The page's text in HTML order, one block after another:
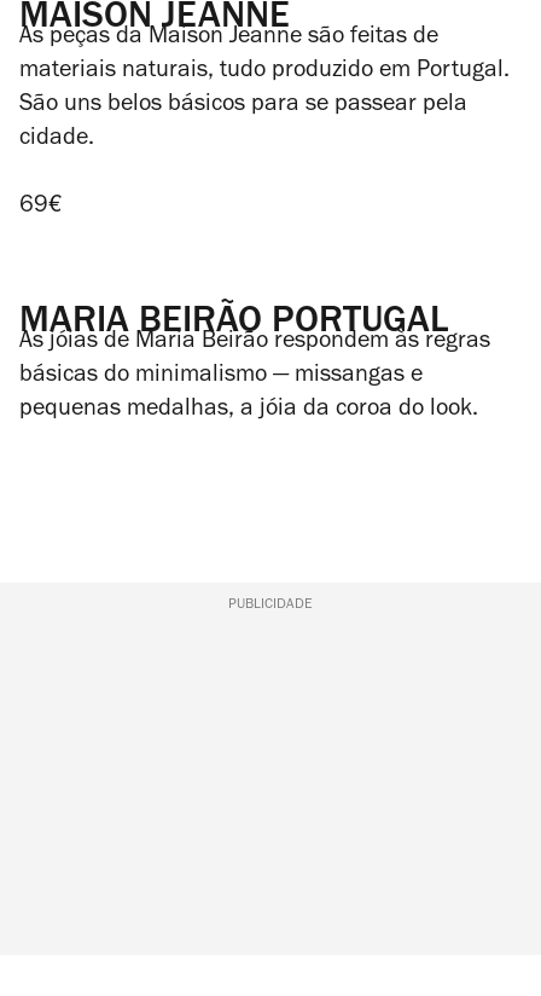
MAISON JEANNE
As peças da Maison Jeanne são feitas de
materiais naturais, tudo produzido em Portugal.
São uns belos básicos para se passear pela
cidade.
69€
MARIA BEIRÃO PORTUGAL
As jóias de Maria Beirão respondem às regras
básicas do minimalismo — missangas e
pequenas medalhas, a jóia da coroa do look.
PUBLICIDADE